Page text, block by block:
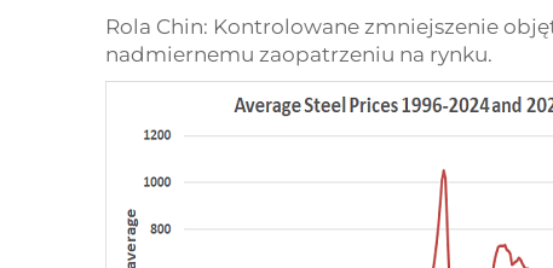
Rola Chin: Kontrolowane zmniejszenie
nadmiernemu zaopatrzeniu na rynku.